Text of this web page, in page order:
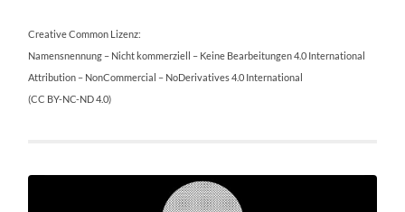
Creative Common Lizenz:
Namensnennung – Nicht kommerziell – Keine Bearbeitungen 4.0 International
Attribution – NonCommercial – NoDerivatives 4.0 International
(CC BY-NC-ND 4.0)